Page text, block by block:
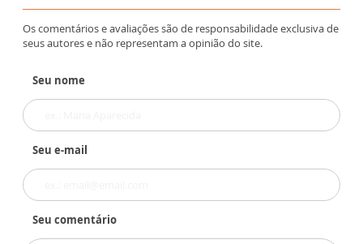
Os comentários e avaliações são de responsabilidade exclusiva de
seus autores e não representam a opinião do site.
Seu nome
Seu e-mail
Seu comentário